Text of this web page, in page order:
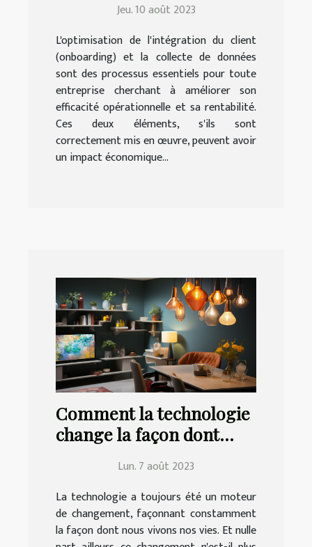
la collecte de données
Jeu. 10 août 2023
L'optimisation de l'intégration du client
(onboarding) et la collecte de données
sont des processus essentiels pour toute
entreprise cherchant à améliorer son
efficacité opérationnelle et sa rentabilité.
Ces deux éléments, s'ils sont
correctement mis en œuvre, peuvent avoir
un impact économique...
Comment la technologie
change la façon dont
Lun. 7 août 2023
La technologie a toujours été un moteur
de changement, façonnant constamment
la façon dont nous vivons nos vies. Et nulle